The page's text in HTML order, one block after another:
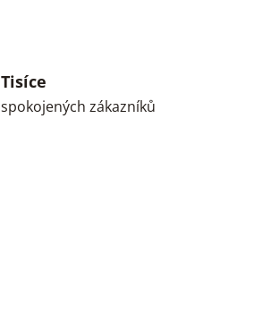
Tisíce
spokojených zákazníků